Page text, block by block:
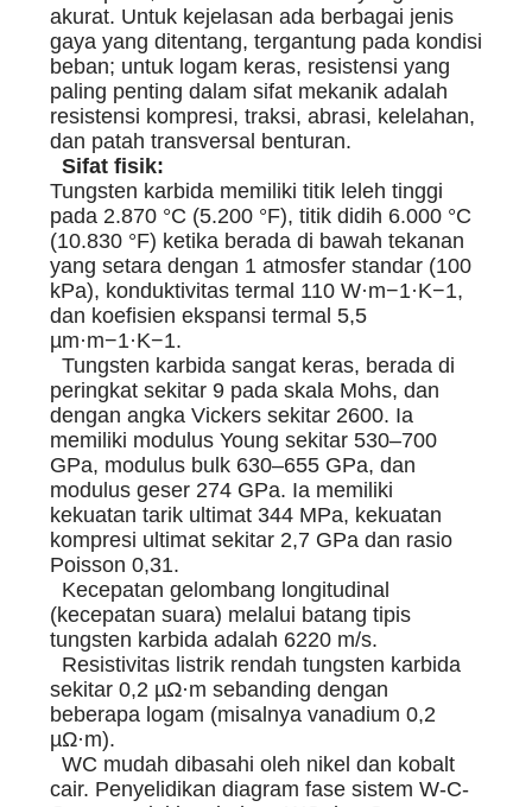
akurat. Untuk kejelasan ada berbagai jenis
gaya yang ditentang, tergantung pada kondisi
beban; untuk logam keras, resistensi yang
paling penting dalam sifat mekanik adalah
resistensi kompresi, traksi, abrasi, kelelahan,
dan patah transversal benturan.
Sifat fisik:
Tungsten karbida memiliki titik leleh tinggi
pada 2.870 °C (5.200 °F), titik didih 6.000 °C
(10.830 °F) ketika berada di bawah tekanan
yang setara dengan 1 atmosfer standar (100
kPa), konduktivitas termal 110 W·m−1·K−1,
dan koefisien ekspansi termal 5,5
µm·m−1·K−1.
Tungsten karbida sangat keras, berada di
peringkat sekitar 9 pada skala Mohs, dan
dengan angka Vickers sekitar 2600. Ia
memiliki modulus Young sekitar 530–700
GPa, modulus bulk 630–655 GPa, dan
modulus geser 274 GPa. Ia memiliki
kekuatan tarik ultimat 344 MPa, kekuatan
kompresi ultimat sekitar 2,7 GPa dan rasio
Poisson 0,31.
Kecepatan gelombang longitudinal
(kecepatan suara) melalui batang tipis
tungsten karbida adalah 6220 m/s.
Resistivitas listrik rendah tungsten karbida
sekitar 0,2 µΩ·m sebanding dengan
beberapa logam (misalnya vanadium 0,2
µΩ·m).
WC mudah dibasahi oleh nikel dan kobalt
cair. Penyelidikan diagram fase sistem W-C-